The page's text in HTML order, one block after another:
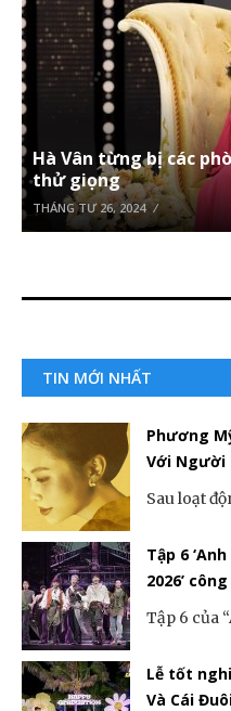
Hà Vân từng bị các
thử giọng
THÁNG TƯ 26, 2024
TIN MỚI NHẤT
Phương
Với Người
Sau loạt
Tập 6
2026’
Tập 6 của
Lễ tốt
Và Cái